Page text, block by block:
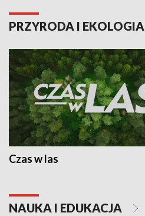
PRZYRODA I EKOLOGIA
Czas w las
NAUKA I EDUKACJA